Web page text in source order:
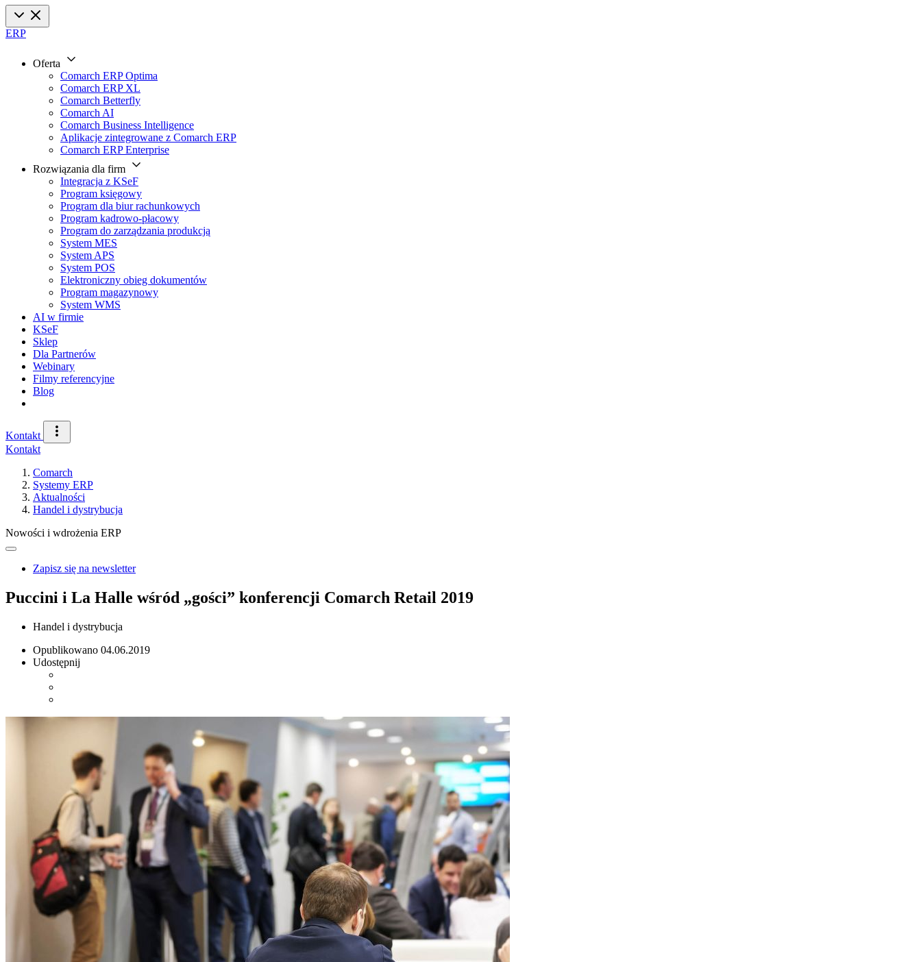
ERP
Oferta
Comarch ERP Optima
Comarch ERP XL
Comarch Betterfly
Comarch AI
Comarch Business Intelligence
Aplikacje zintegrowane z Comarch ERP
Comarch ERP Enterprise
Rozwiązania dla firm
Integracja z KSeF
Program księgowy
Program dla biur rachunkowych
Program kadrowo-płacowy
Program do zarządzania produkcją
System MES
System APS
System POS
Elektroniczny obieg dokumentów
Program magazynowy
System WMS
AI w firmie
KSeF
Sklep
Dla Partnerów
Webinary
Filmy referencyjne
Blog
Kontakt
Kontakt
Comarch
Systemy ERP
Aktualności
Handel i dystrybucja
Nowości i wdrożenia ERP
Zapisz się na newsletter
Puccini i La Halle wśród „gości” konferencji Comarch Retail 2019
Handel i dystrybucja
Opublikowano 04.06.2019
Udostępnij